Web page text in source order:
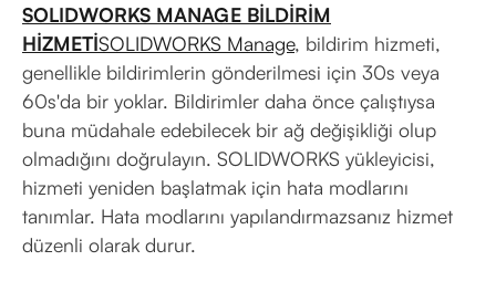
SOLIDWORKS MANAGE BİLDİRİM
HİZMETİSOLIDWORKS Manage, bildirim hizmeti,
genellikle bildirimlerin gönderilmesi için 30s veya
60s'da bir yoklar. Bildirimler daha önce çalıştıysa
buna müdahale edebilecek bir ağ değişikliği olup
olmadığını doğrulayın. SOLIDWORKS yükleyicisi,
hizmeti yeniden başlatmak için hata modlarını
tanımlar. Hata modlarını yapılandırmazsanız hizmet
düzenli olarak durur.